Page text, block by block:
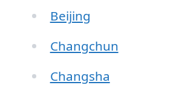
Beijing
Changchun
Changsha